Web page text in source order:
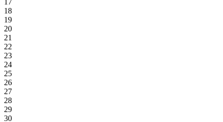
18
19
20
21
22
23
24
25
26
27
28
29
30